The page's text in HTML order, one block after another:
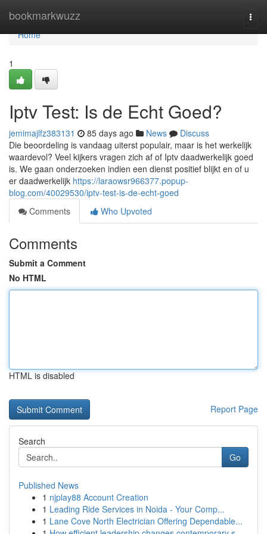
bookmarkwuzz
Home
Home
1
Iptv Test: Is de Echt Goed?
jemimajlfz383131 85 days ago News
Discuss
Die beoordeling is vandaag uiterst populair, maar is het werkelijk
waardevol? Veel kijkers vragen zich af of Iptv daadwerkelijk goed
is. We gaan onderzoeken indien een dienst positief blijkt en of u
er daadwerkelijk https://laraowsr966377.popup-
blog.com/40029530/iptv-test-is-de-echt-goed
Comments
Who Upvoted
Comments
Submit a Comment
No HTML
HTML is disabled
Report Page
Search
Go
Published News
1 njplay88 Account Creation
1 Leading Ride Services in Noida - Your Comp...
1 Lane Cove North Electrician Offering Dependable...